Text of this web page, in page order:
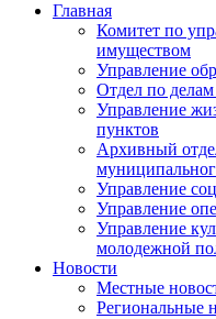
Главная
Комитет по
имуществом
Управление
Отдел по
Управление
пунктов
Архивный
Управление
Управление
Управление
молодежной
Новости
Местные
Региональные